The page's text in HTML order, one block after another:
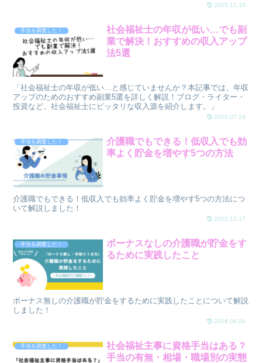
2025.11.15
手当を調査した！
社会福祉士の年収が低い…でも副
業で解決！おすすめの収入アップ
法5選
「社会福祉士の年収が低い…と感じていませんか？本記事では、年収
アップのためのおすすめ副業5選を詳しく解説！ブログ・ライター・
投資など、社会福祉士にピッタリな収入源を紹介します。」
2026.07.24
手当を調査した！
介護職でもできる！低収入でも効
率よく貯金を増やす5つの方法
介護職でもできる！低収入でも効率よく貯金を増やす5つの方法につ
いて解説しました！
2025.12.17
手当を調査した！
ボーナスなしの介護職が貯金をす
るために実践したこと
ボーナス無しの介護職が貯金をするために実践したことについて解説
しました！
2026.06.04
手当を調査した！
社会福祉主事に資格手当はある？
手当の有無・相場・職場別の実態